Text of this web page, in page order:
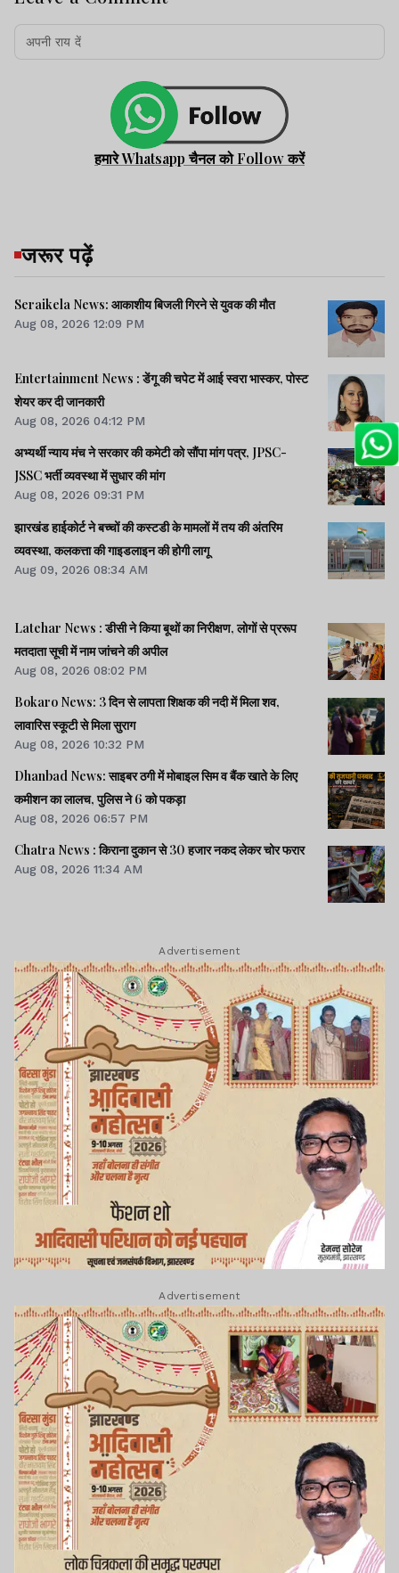
हमारे Whatsapp चैनल को Follow करें
जरूर पढ़ें
Seraikela News: आकाशीय बिजली गिरने से युवक की मौत
Aug 08, 2026 12:09 PM
Entertainment News : डेंगू की चपेट में आई स्वरा भास्कर, पोस्ट
शेयर कर दी जानकारी
Aug 08, 2026 04:12 PM
अभ्यर्थी न्याय मंच ने सरकार की कमेटी को सौंपा मांग पत्र, JPSC-
JSSC भर्ती व्यवस्था में सुधार की मांग
Aug 08, 2026 09:31 PM
झारखंड हाईकोर्ट ने बच्चों की कस्टडी के मामलों में तय की अंतरिम
व्यवस्था, कलकत्ता की गाइडलाइन की होगी लागू
Aug 09, 2026 08:34 AM
Latehar News : डीसी ने किया बूथों का निरीक्षण, लोगों से प्ररूप
मतदाता सूची में नाम जांचने की अपील
Aug 08, 2026 08:02 PM
Bokaro News: 3 दिन से लापता शिक्षक की नदी में मिला शव,
लावारिस स्कूटी से मिला सुराग
Aug 08, 2026 10:32 PM
Dhanbad News: साइबर ठगी में मोबाइल सिम व बैंक खाते के लिए
कमीशन का लालच, पुलिस ने 6 को पकड़ा
Aug 08, 2026 06:57 PM
Chatra News : किराना दुकान से 30 हजार नकद लेकर चोर फरार
Aug 08, 2026 11:34 AM
Advertisement
Advertisement